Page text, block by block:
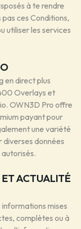
à te rendre
ces Conditions,
utiliser les services
en direct plus
Overlays et
OWN3D Pro offre
payant pour
une variété
diverses données
ACTUALITÉ
informations mises
complètes ou à